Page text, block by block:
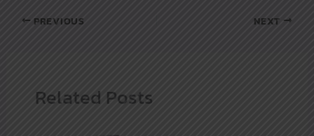
PREVIOUS NEXT
Related Posts